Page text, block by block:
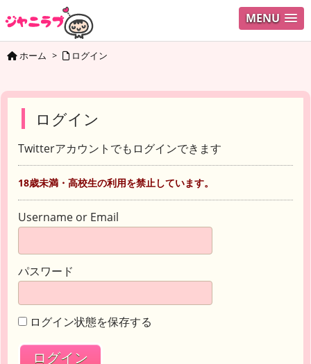
MENU
ホーム > ログイン
ログイン
Twitterアカウントでもログインできます
18歳未満・高校生の利用を禁止しています。
Username or Email
パスワード
ログイン状態を保存する